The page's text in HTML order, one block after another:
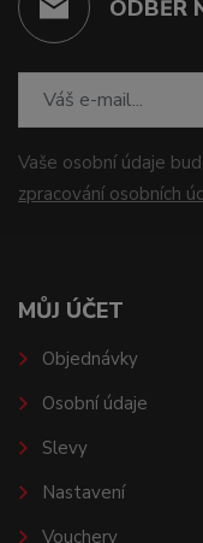
ODBĚR
Vaše osobní údaje
zpracování osobních
MŮJ ÚČET
Objednávky
Osobní údaje
Slevy
Nastavení
Vouchery